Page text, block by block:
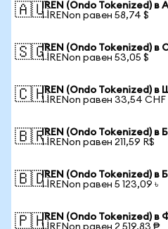
🇦🇺IREN (Ondo Tokenized)
1 IRENon равен 58,74 $
🇸🇬IREN (Ondo Tokenized) в
1 IRENon равен 53,05 $
🇨🇭IREN (Ondo Tokenized)
1 IRENon равен 33,54 CHF
🇧🇷IREN (Ondo Tokenized) в
1 IRENon равен 211,59 R$
🇧🇩IREN (Ondo Tokenized) в
1 IRENon равен 5 123,09 ৳
🇵🇭IREN (Ondo Tokenized) в
1 IRENon равен 2 519,83 ₱